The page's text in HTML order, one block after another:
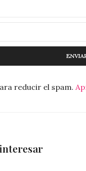
reducir el spam.